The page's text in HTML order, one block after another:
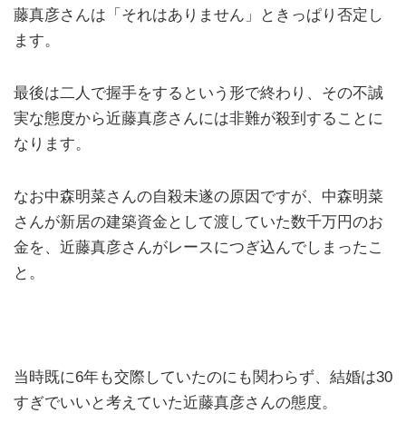
藤真彦さんは「それはありません」ときっぱり否定し
ます。
最後は二人で握手をするという形で終わり、その不誠
実な態度から近藤真彦さんには非難が殺到することに
なります。
なお中森明菜さんの自殺未遂の原因ですが、中森明菜
さんが新居の建築資金として渡していた数千万円のお
金を、近藤真彦さんがレースにつぎ込んでしまったこ
と。
当時既に6年も交際していたのにも関わらず、結婚は30
すぎでいいと考えていた近藤真彦さんの態度。